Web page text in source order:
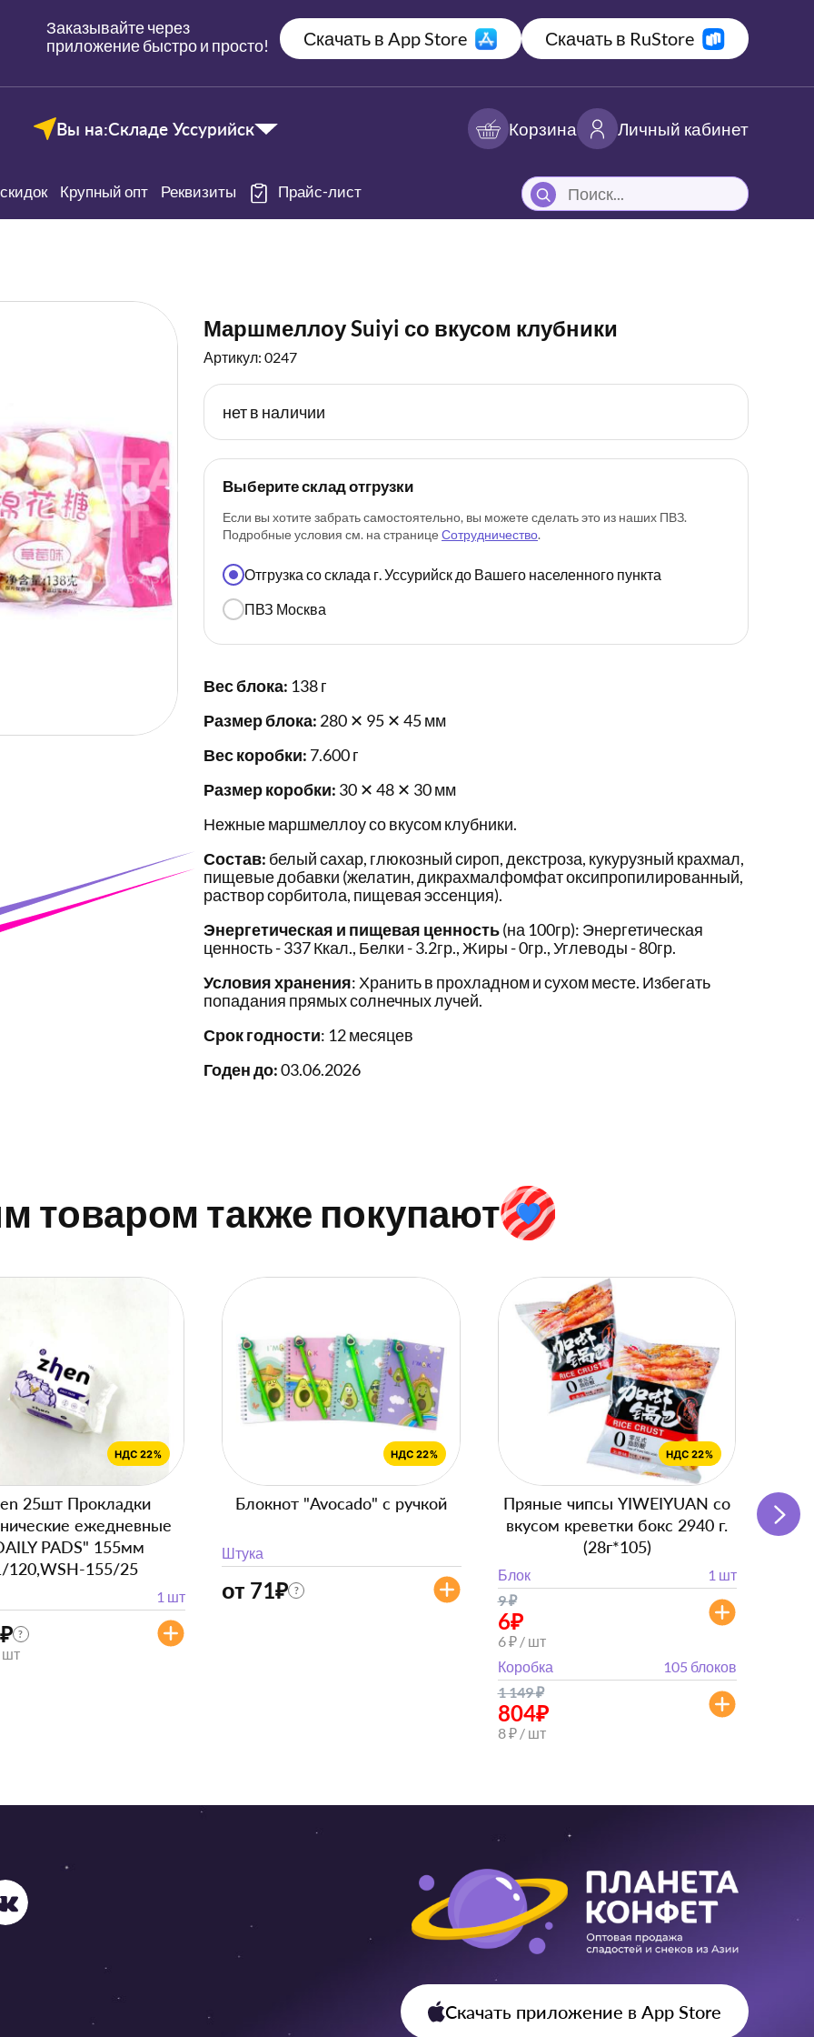
Заказывайте через
приложение быстро и просто!
Скачать в App Store Скачать в RuStore
Вы на:Складе Уссурийск Корзина Личный кабинет
Крупный опт Реквизиты Прайс-лист
Маршмеллоу Suiyi со вкусом клубники
Артикул: 0247
нет в наличии
Выберите склад отгрузки
Если вы хотите забрать самостоятельно, вы можете сделать это из наших ПВЗ.
Подробные условия см. на странице Сотрудничество.
Отгрузка со склада г. Уссурийск до Вашего населенного пункта
ПВЗ Москва
Вес блока: 138 г
Размер блока: 280 ✕ 95 ✕ 45 мм
Вес коробки: 7.600 г
Размер коробки: 30 ✕ 48 ✕ 30 мм
Нежные маршмеллоу со вкусом клубники.
Состав: белый сахар, глюкозный сироп, декстроза, кукурузный крахмал,
пищевые добавки (желатин, дикрахмалфомфат оксипропилированный,
раствор сорбитола, пищевая эссенция).
Энергетическая и пищевая ценность(на 100гр): Энергетическая
ценность - 337 Ккал., Белки - 3.2гр., Жиры - 0гр., Углеводы - 80гр.
Условия хранения: Хранить в прохладном и сухом месте. Избегать
попадания прямых солнечных лучей.
Срок годности: 12 месяцев
Годен до:03.06.2026
товаром также покупают
25шт Прокладки
ежедневные
PADS" 155мм
120,WSH-155/25
1 шт
₽ ?
шт
Блокнот "Avocado" с ручкой
Штука
от 71₽ ?
Пряные чипсы YIWEIYUAN со
вкусом креветки бокс 2940 г.
(28г*105)
Блок
1 шт
9₽
6₽
6 ₽ / шт
Коробка
105 блоков
1 149₽
804₽
8 ₽ / шт
Скачать приложение в App Store